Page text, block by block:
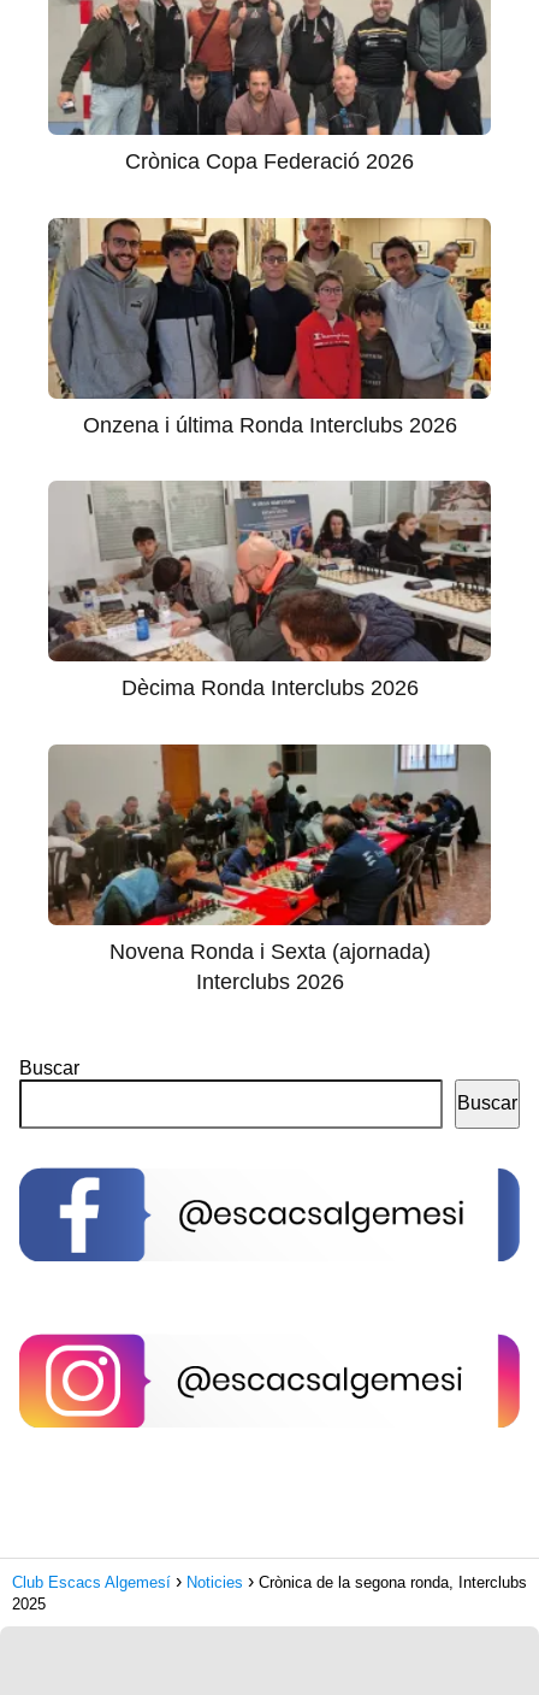
Crònica Copa Federació 2026
Onzena i última Ronda Interclubs 2026
Dècima Ronda Interclubs 2026
Novena Ronda i Sexta (ajornada)
Interclubs 2026
Buscar
Buscar
Club Escacs Algemesí Noticies
Crònica de la segona ronda, Interclubs
2025